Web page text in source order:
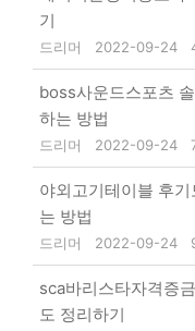
기
드리머 2022-09-24
boss사운드스포츠
하는 방법
드리머 2022-09-24
야외고기테이블 후
는 방법
드리머 2022-09-24
sca바리스타자격증
도 정리하기